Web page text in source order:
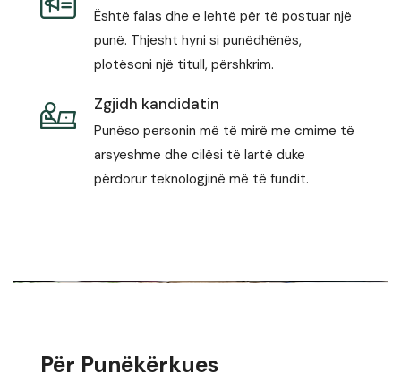
Është falas dhe e lehtë për të postuar një
punë. Thjesht hyni si punëdhënës,
plotësoni një titull, përshkrim.
Zgjidh kandidatin
Punëso personin më të mirë me cmime të
arsyeshme dhe cilësi të lartë duke
përdorur teknologjinë më të fundit.
Për Punëkërkues